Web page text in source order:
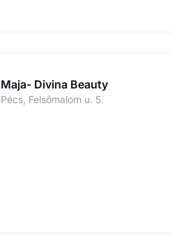
Maja- Divina Beauty
Pécs, Felsőmalom u. 5.